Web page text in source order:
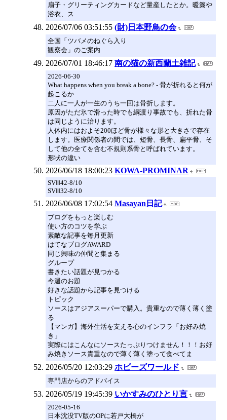
扇子・グリーティングカードなど量産したとか。暖簾や
浴衣、ス
2026/07/06 03:51:55 (財)日本野鳥の会
全国「ツバメのねぐら入り
観察会」のご案内
2026/07/01 18:46:17 南の猫の新西蘭土雑記
2026-06-30
What happens when you break a bone? - 骨が折れると何が
起こるか
二人に一人が一生のうち一回は骨折します。
原因がただ氷で滑った時でも綱渡り事故でも、折れた骨
は同じように治ります。
人体内にはおよそ200ほど骨が様々な形と大きさで存在
します。医療関係者の間では、短骨、長骨、扁平骨、そ
して他の全てを含む不規則系骨と呼ばれています。
形状の違い
2026/06/18 18:00:23 KOWA-PROMINAR
SVⅢ42-8/10
SVⅢ32-8/10
2026/06/08 17:02:54 Masayan日記
ブログをもっと楽しむ
使い方のコツを学ぶ
素敵な記事を毎月更新
はてなブログAWARD
同じ興味の仲間と集まる
グループ
書きたい話題が見つかる
今週のお題
好きな話題から記事を見つける
トピック
ソースはアジアスーパーで購入。貴重なので薄く薄く塗
る
【マンガ】海外生活を支える心のインフラ「お好み焼
き」
実際にはこんなにソースたっぷりつけません！！！お好
み焼きソース貴重なので薄く薄く塗って食べてま
2026/05/20 12:03:29 ホビーズワールド
専門店からのアドバイス
2026/05/19 19:45:39 いかすみのひとり言
2026-05-16
日本沈没TV版のOPに若戸大橋が